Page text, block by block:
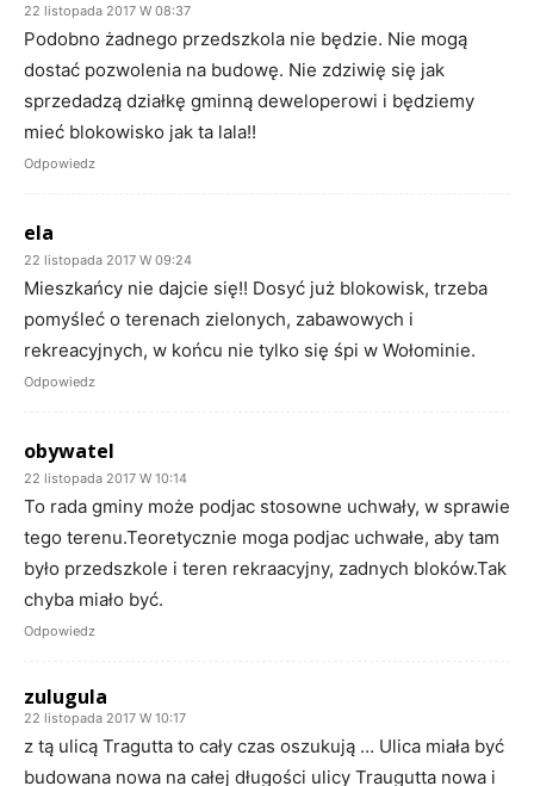
22 listopada 2017 W 08:37
Podobno żadnego przedszkola nie będzie. Nie mogą
dostać pozwolenia na budowę. Nie zdziwię się jak
sprzedadzą działkę gminną deweloperowi i będziemy
mieć blokowisko jak ta lala!!
Odpowiedz
ela
22 listopada 2017 W 09:24
Mieszkańcy nie dajcie się!! Dosyć już blokowisk, trzeba
pomyśleć o terenach zielonych, zabawowych i
rekreacyjnych, w końcu nie tylko się śpi w Wołominie.
Odpowiedz
obywatel
22 listopada 2017 W 10:14
To rada gminy może podjac stosowne uchwały, w sprawie
tego terenu.Teoretycznie moga podjac uchwałe, aby tam
było przedszkole i teren rekraacyjny, zadnych bloków.Tak
chyba miało być.
Odpowiedz
zulugula
22 listopada 2017 W 10:17
z tą ulicą Tragutta to cały czas oszukują … Ulica miała być
budowana nowa na całej długości ulicy Traugutta nowa i